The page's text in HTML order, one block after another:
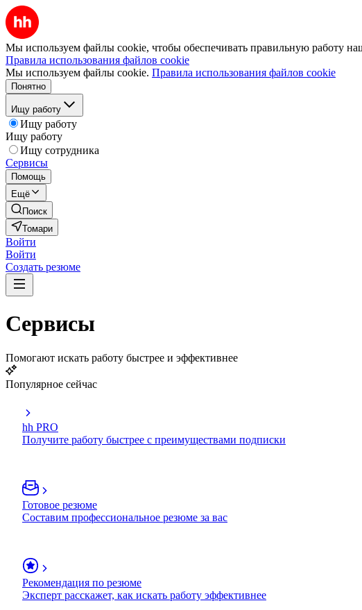
Мы используем файлы cookie, чтобы обеспечивать правильную работу
Правила использования файлов cookie
Мы используем файлы cookie. Правила использования файлов cookie
Понятно
Ищу работу
Ищу работу
Ищу работу
Ищу сотрудника
Сервисы
Помощь
Ещё
Поиск
Томари
Войти
Войти
Создать резюме
Сервисы
Помогают искать работу быстрее и эффективнее
Популярное сейчас
hh PRO
Получите работу быстрее с преимуществами подписки
Готовое резюме
Составим профессиональное резюме за вас
Рекомендация по резюме
Эксперт расскажет, как искать работу эффективнее